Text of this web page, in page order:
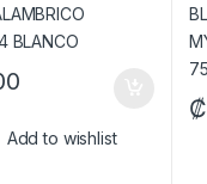
Add to wishlist
₡